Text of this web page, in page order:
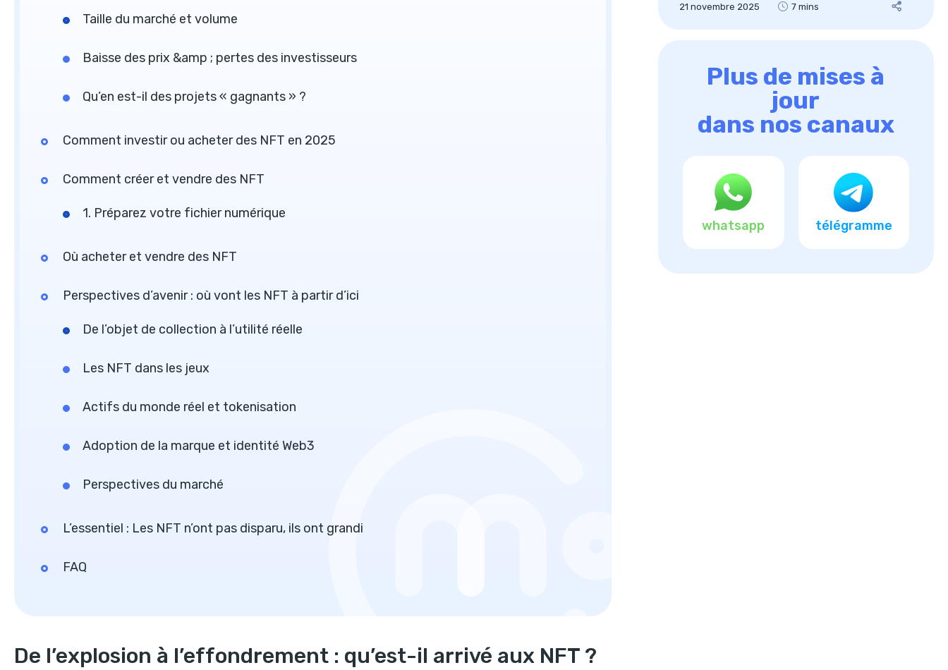
Taille du marché et volume
Baisse des prix &amp ; pertes des investisseurs
Qu’en est-il des projets « gagnants » ?
Comment investir ou acheter des NFT en 2025
Comment créer et vendre des NFT
1. Préparez votre fichier numérique
Où acheter et vendre des NFT
Perspectives d’avenir : où vont les NFT à partir d’ici
De l’objet de collection à l’utilité réelle
Les NFT dans les jeux
Actifs du monde réel et tokenisation
Adoption de la marque et identité Web3
Perspectives du marché
L’essentiel : Les NFT n’ont pas disparu, ils ont grandi
FAQ
De l’explosion à l’effondrement : qu’est-il arrivé aux NFT ?
21 novembre 2025 7 mins
Plus de mises à
jour
dans nos canaux
whatsapp télégramme